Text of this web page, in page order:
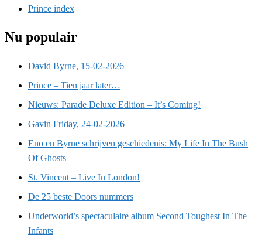
Prince index
Nu populair
David Byrne, 15-02-2026
Prince – Tien jaar later…
Nieuws: Parade Deluxe Edition – It’s Coming!
Gavin Friday, 24-02-2026
Eno en Byrne schrijven geschiedenis: My Life In The Bush
Of Ghosts
St. Vincent – Live In London!
De 25 beste Doors nummers
Underworld’s spectaculaire album Second Toughest In The
Infants